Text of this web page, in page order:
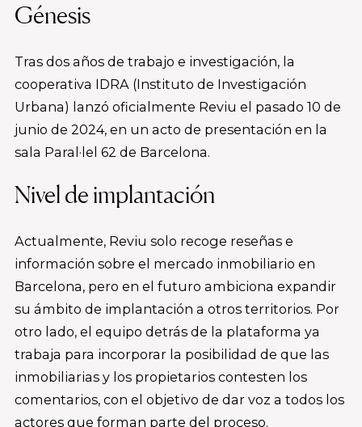
Génesis
Tras dos años de trabajo e investigación, la
cooperativa IDRA (Instituto de Investigación
Urbana) lanzó oficialmente Reviu el pasado 10 de
junio de 2024, en un acto de presentación en la
sala Paral·lel 62 de Barcelona.
Nivel de implantación
Actualmente, Reviu solo recoge reseñas e
información sobre el mercado inmobiliario en
Barcelona, pero en el futuro ambiciona expandir
su ámbito de implantación a otros territorios. Por
otro lado, el equipo detrás de la plataforma ya
trabaja para incorporar la posibilidad de que las
inmobiliarias y los propietarios contesten los
comentarios, con el objetivo de dar voz a todos los
actores que forman parte del proceso.